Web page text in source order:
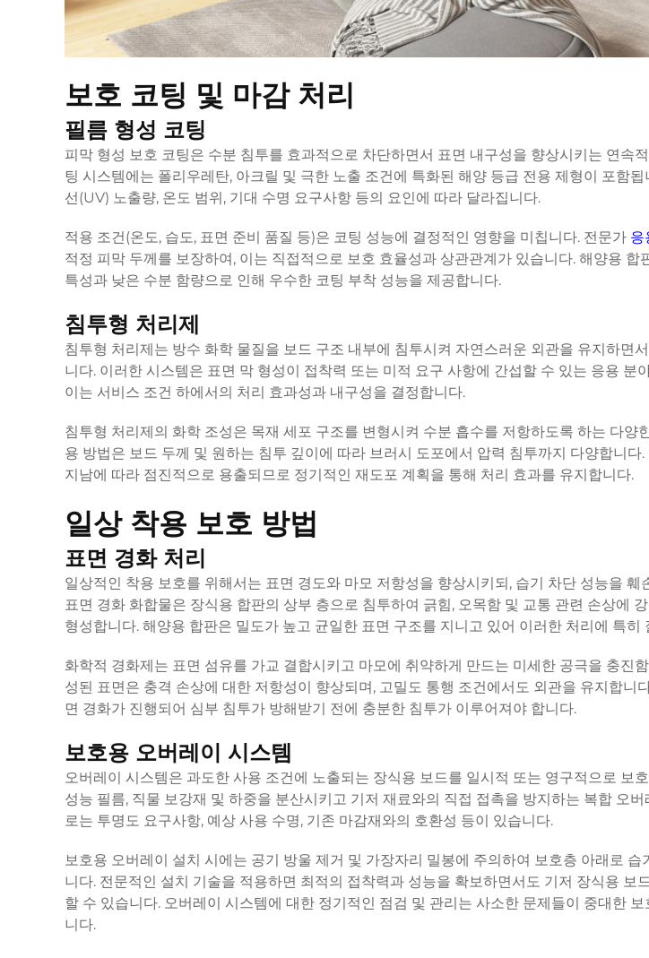
보호 코팅 및 마감 처리
필름 형성 코팅
피막 형성 보호 코팅은 수분 침투를 효과적으로 차단하면서 표면 내구성을 향상시키는 연속
팅 시스템에는 폴리우레탄, 아크릴 및 극한 노출 조건에 특화된 해양 등급 전용 제형이 포함
선(UV) 노출량, 온도 범위, 기대 수명 요구사항 등의 요인에 따라 달라집니다.
적용 조건(온도, 습도, 표면 준비 품질 등)은 코팅 성능에 결정적인 영향을 미칩니다. 전문가 응
적정 피막 두께를 보장하여, 이는 직접적으로 보호 효율성과 상관관계가 있습니다. 해양용 합
특성과 낮은 수분 함량으로 인해 우수한 코팅 부착 성능을 제공합니다.
침투형 처리제
침투형 처리제는 방수 화학 물질을 보드 구조 내부에 침투시켜 자연스러운 외관을 유지하면
니다. 이러한 시스템은 표면 막 형성이 접착력 또는 미적 요구 사항에 간섭할 수 있는 응용 분
이는 서비스 조건 하에서의 처리 효과성과 내구성을 결정합니다.
침투형 처리제의 화학 조성은 목재 세포 구조를 변형시켜 수분 흡수를 저항하도록 하는 다양
용 방법은 보드 두께 및 원하는 침투 깊이에 따라 브러시 도포에서 압력 침투까지 다양합니다
지남에 따라 점진적으로 용출되므로 정기적인 재도포 계획을 통해 처리 효과를 유지합니다.
일상 착용 보호 방법
표면 경화 처리
일상적인 착용 보호를 위해서는 표면 경도와 마모 저항성을 향상시키되, 습기 차단 성능을 훼
표면 경화 화합물은 장식용 합판의 상부 층으로 침투하여 긁힘, 오목함 및 교통 관련 손상에
형성합니다. 해양용 합판은 밀도가 높고 균일한 표면 구조를 지니고 있어 이러한 처리에 특히
화학적 경화제는 표면 섬유를 가교 결합시키고 마모에 취약하게 만드는 미세한 공극을 충진
성된 표면은 충격 손상에 대한 저항성이 향상되며, 고밀도 통행 조건에서도 외관을 유지합니
면 경화가 진행되어 심부 침투가 방해받기 전에 충분한 침투가 이루어져야 합니다.
보호용 오버레이 시스템
오버레이 시스템은 과도한 사용 조건에 노출되는 장식용 보드를 일시적 또는 영구적으로 보
성능 필름, 직물 보강재 및 하중을 분산시키고 기저 재료와의 직접 접촉을 방지하는 복합 오
로는 투명도 요구사항, 예상 사용 수명, 기존 마감재와의 호환성 등이 있습니다.
보호용 오버레이 설치 시에는 공기 방울 제거 및 가장자리 밀봉에 주의하여 보호층 아래로
니다. 전문적인 설치 기술을 적용하면 최적의 접착력과 성능을 확보하면서도 기저 장식용 보
할 수 있습니다. 오버레이 시스템에 대한 정기적인 점검 및 관리는 사소한 문제들이 중대한
니다.